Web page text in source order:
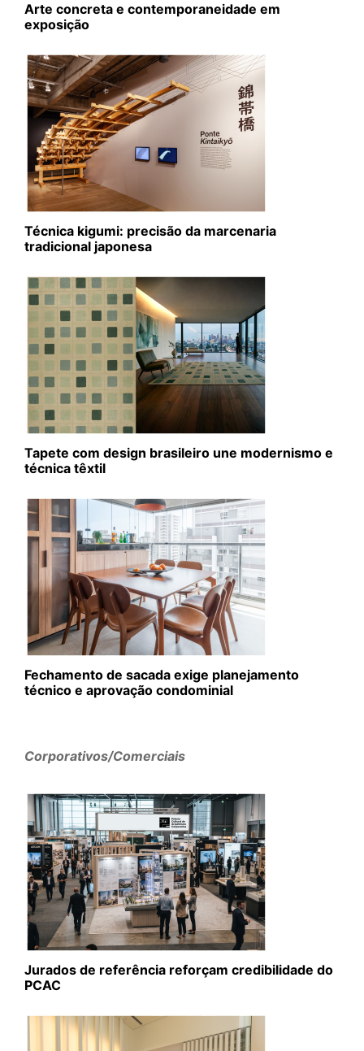
Arte concreta e contemporaneidade em
exposição
Técnica kigumi: precisão da marcenaria
tradicional japonesa
Tapete com design brasileiro une modernismo e
técnica têxtil
Fechamento de sacada exige planejamento
técnico e aprovação condominial
Corporativos/Comerciais
Jurados de referência reforçam credibilidade do
PCAC